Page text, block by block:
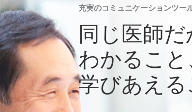
充実のコミュニケーションツー
同じ医師
わかること
学びあえる